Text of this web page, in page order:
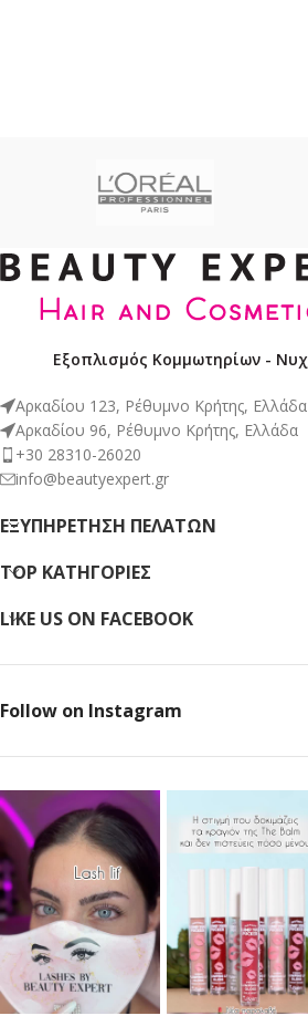
Εξοπλισμός Κομμωτηρίων -
Αρκαδίου 123, Ρέθυμνο Κρήτης, Ελλάδα
Αρκαδίου 96, Ρέθυμνο Κρήτης, Ελλάδα
+30 28310-26020
info@beautyexpert.gr
ΕΞΥΠΗΡΈΤΗΣΗ ΠΕΛΑΤΏΝ
TOP ΚΑΤΗΓΟΡΙΕΣ
LIKE US ON FACEBOOK
Follow on Instagram